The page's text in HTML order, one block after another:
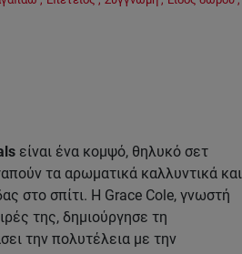
είναι ένα κομψό, θηλυκό σετ
τα αρωματικά καλλυντικά και
στο σπίτι. Η Grace Cole, γνωστή
της, δημιούργησε τη
την πολυτέλεια με την